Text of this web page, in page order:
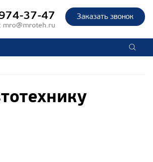
Заказать звонок
37-47
mro@mroteh.ru